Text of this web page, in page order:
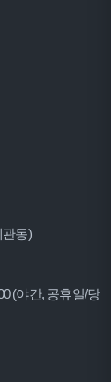
관동)
(야간, 공휴일/당